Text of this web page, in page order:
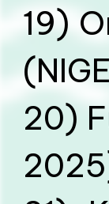
19)
20)